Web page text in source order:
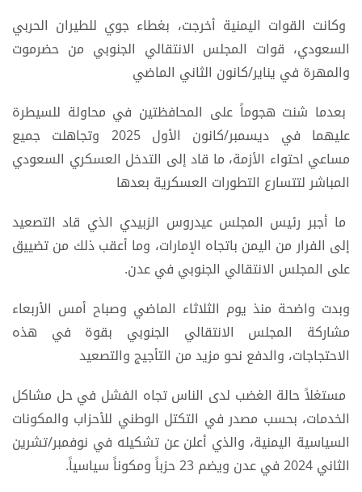
وكانت القوات اليمنية أخرجت، بغطاء جوي للطيران الحربي
السعودي، قوات المجلس الانتقالي الجنوبي من حضرموت
والمهرة في يناير/كانون الثاني الماضي
بعدما شنت هجوماً على المحافظتين في محاولة للسيطرة
عليهما في ديسمبر/كانون الأول 2025 وتجاهلت جميع
مساعي احتواء الأزمة، ما قاد إلى التدخل العسكري السعودي
المباشر لتتسارع التطورات العسكرية بعدها
ما أجبر رئيس المجلس عيدروس الزبيدي الذي قاد التصعيد
إلى الفرار من اليمن باتجاه الإمارات، وما أعقب ذلك من تضييق
على المجلس الانتقالي الجنوبي في عدن.
وبدت واضحة منذ يوم الثلاثاء الماضي وصباح أمس الأربعاء
مشاركة المجلس الانتقالي الجنوبي بقوة في هذه
الاحتجاجات، والدفع نحو مزيد من التأجيج والتصعيد
مستغلاً حالة الغضب لدى الناس تجاه الفشل في حل مشاكل
الخدمات، بحسب مصدر في التكتل الوطني للأحزاب والمكونات
السياسية اليمنية، والذي أعلن عن تشكيله في نوفمبر/تشرين
الثاني 2024 في عدن ويضم 23 حزباً ومكوناً سياسياً.